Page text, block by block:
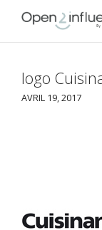
logo
AVRIL 19, 2017